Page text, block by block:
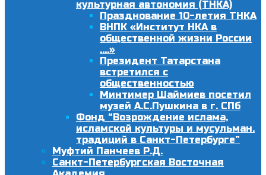
культурная автономия (ТНКА)
Празднование 10-летия ТНКА
ВНПК «Институт НКА в
общественной жизни России
….»
Президент Татарстана
встретился с
общественностью
Минтимер Шаймиев посетил
музей А.С.Пушкина в г. СПб
Фонд “Возрождение ислама,
исламской культуры и мусульман.
традиций в Санкт-Петербурге”
Муфтий Панчеев Р.Д.
Санкт-Петербургская Восточная